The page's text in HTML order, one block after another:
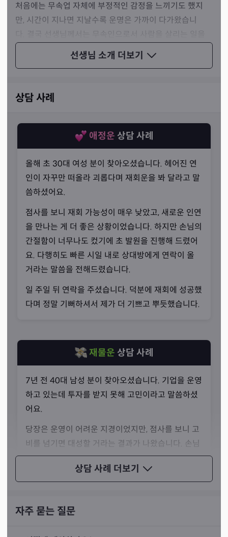
선생님 소개 더보기
처음에는 무속업 자체에 부정적인 감정을 느끼기도 했지
만, 시간이 지나면 지날수록 운명은 가까이 다가왔습니
하는 것이 자신의 운명임을 깨닫고 겸허히 받아들이셨습니
미리, 확실하게
선생님께서는 손님의 과거와 현재를 바탕으로 더 밝은 미래
을 함께 제시해 주십니다.
상담 사례 더보기
상담 사례
애정운 상담 사례
올해 초 30대 여성 분이 찾아오셨습니다. 헤어진 연
인이 자꾸만 떠올라 괴롭다며 재회운을 봐 달라고 말
씀하셨어요.
점사를 보니 재회 가능성이 매우 낮았고, 새로운 인연
을 만나는 게 더 좋은 상황이었습니다. 하지만 손님의
간절함이 너무나도 컸기에 초 발원을 진행해 드렸어
요. 다행히도 빠른 시일 내로 상대방에게 연락이 올
거라는 말씀을 전해드렸습니다.
일 주일 뒤 연락을 주셨습니다. 덕분에 재회에 성공했
다며 정말 기뻐하셔서 제가 더 기쁘고 뿌듯했습니다.
재물운 상담 사례
7년 전 40대 남성 분이 찾아오셨습니다. 기업을 운영
하고 있는데 투자를 받지 못해 고민이라고 말씀하셨
어요.
당장은 운영이 어려운 지경이었지만, 점사를 보니 고
비를 넘기면 대성할 거라는 결과가 나왔습니다. 손님
의 어지러운 마음을 편안하게 해 드리며 조금만 참고
기다리면 머지않아 복이 올 거라고 말씀드렸어요.
셨고, 수백 억의 매출을 올린 성공한 사업가가 되셨습
자주 묻는 질문